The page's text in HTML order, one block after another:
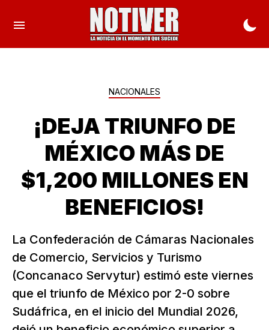
NACIONALES
¡DEJA TRIUNFO DE
MÉXICO MÁS DE
$1,200 MILLONES EN
BENEFICIOS!
La Confederación de Cámaras Nacionales
de Comercio, Servicios y Turismo
(Concanaco Servytur) estimó este viernes
que el triunfo de México por 2-0 sobre
Sudáfrica, en el inicio del Mundial 2026,